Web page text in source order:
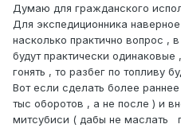
Думаю для гражданского
Для экспедиционника
насколько практично вопрос ,
будут практически
гонять , то разбег по топливу
Вот если сделать более
тыс оборотов , а не после ) и
митсубиси ( дабы не маслать